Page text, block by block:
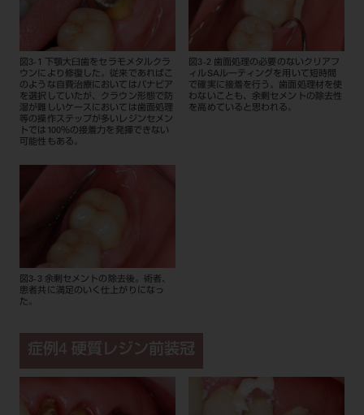
図3-1 下顎大臼歯をセラモメタルクラ
ウンにより修復した。従来であればこ
のような自費治療においてはパナビア
を選択していたが、クラウン形態で防
湿が難しいケースにおいては歯面処理
等の操作ステップが多いレジンセメン
トでは100％の接着力を発揮できない
可能性もある。
図3-2 歯面処理の必要のないクリアフ
ィルSAルーティングを用いて短時間
で確実に接着を行う。歯面処理材を使
わないことも、余剰セメントの除去性
を高めていると思われる。
図3-3 余剰セメントの除去後。術者、
患者共に満足のいく仕上がりになっ
た。
症例4 硬質レジン前装冠